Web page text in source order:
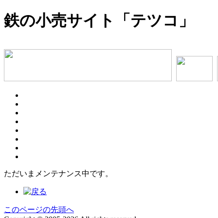
鉄の小売サイト「テツコ」
ただいまメンテナンス中です。
このページの先頭へ